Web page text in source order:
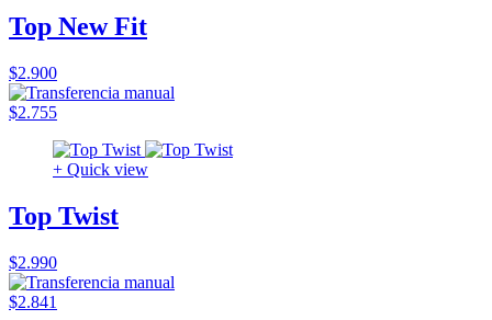
Top New Fit
$2.900
$2.755
+ Quick view
Top Twist
$2.990
$2.841